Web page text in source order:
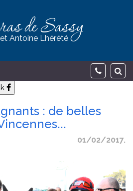
de Sassy
Antoine Lhérété
: de belles
01/02/2017.